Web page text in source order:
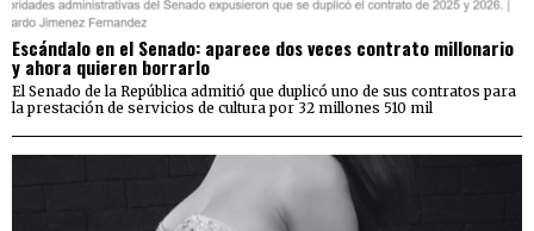
Escándalo en el Senado: aparece dos veces contrato millonario
y ahora quieren borrarlo
El Senado de la República admitió que duplicó uno de sus contratos para
la prestación de servicios de cultura por 32 millones 510 mil